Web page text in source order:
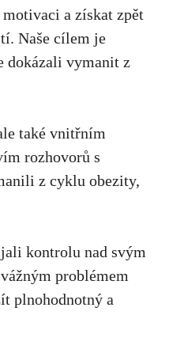
⁢a získat zpět
Naše cílem je
​dokázali vymanit z
také ‌vnitřním
rozhovorů⁢ s⁢
z ‌cyklu obezity,
kontrolu nad svým
problémem‍
plnohodnotný a